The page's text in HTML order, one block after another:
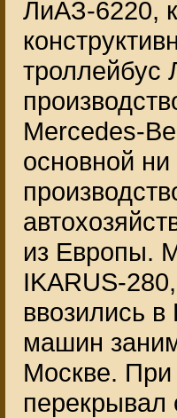
ЛиАЗ-6220,
троллейбус
Mercedes-
основной
из Европы.
IKARUS-
ввозились
машин
Москве.
перекрывал